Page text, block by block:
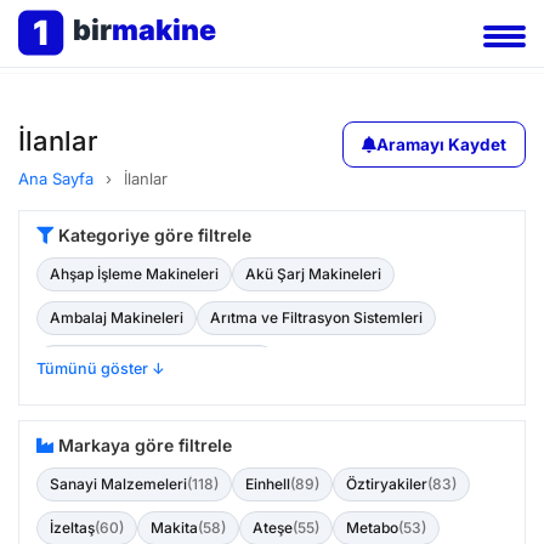
1 birmakine
İlanlar
Aramayı Kaydet
Ana Sayfa
› İlanlar
Kategoriye göre filtrele
Ahşap İşleme Makineleri Akü Şarj Makineleri
Ambalaj Makineleri Arıtma ve Filtrasyon Sistemleri
Atık Yönetimi ve Geri Dönüşüm
Bahçe Makinaları ve Ekipmanları Basınçlı Hava Teknolojisi
Baskı Matbaa Makinaları ve Ekipmanları
Boru Temizleme Makineleri
Cam ve Seramik İşleme Makineleri
Tümünü göster ↓
Markaya göre filtrele
Sanayi Malzemeleri(118) Einhell(89) Öztiryakiler(83)
İzeltaş(60) Makita(58) Ateşe(55) Metabo(53)